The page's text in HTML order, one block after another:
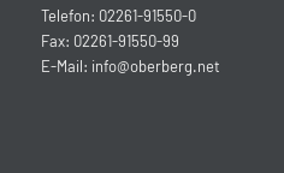
Telefon: 02261-91550-0
Fax: 02261-91550-99
E-Mail: info@oberberg.net